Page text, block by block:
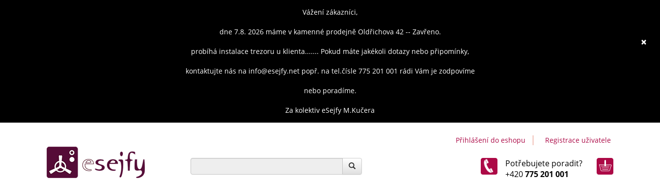
×
Vážení zákazníci,
dne 7.8. 2026 máme v kamenné prodejně Oldřichova 42 -- Zavřeno.
probíhá instalace trezoru u klienta....... Pokud máte jakékoli dotazy nebo připomínky,
kontaktujte nás na info@esejfy.net popř. na tel.čísle 775 201 001 rádi Vám je zodpovíme
nebo poradíme.
Za kolektiv eSejfy M.Kučera
Přihlášení do eshopu Registrace uživatele
Potřebujete poradit?
+420775 201 001